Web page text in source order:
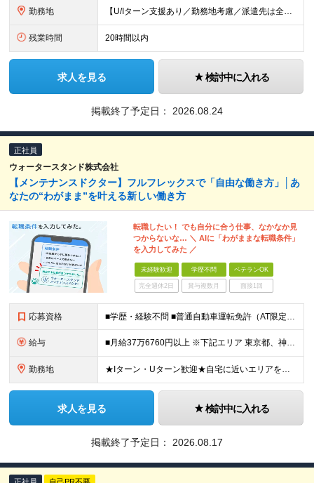
勤務地 【U/Iターン支援あり／勤務地考慮／派遣先は全国36都府県】 引越補助、社員寮、住宅手当制度あり。U/Iターンも歓迎です！ ■東北エリア／青森・岩手・宮城・秋田・山形・福島 ■関東エリア／東京・埼玉
残業時間 20時間以内
求人を見る 検討中に入れる
掲載終了予定日： 2026.08.24
正社員
ウォータースタンド株式会社
【メンテナンスドクター】フルフレックスで「自由な働き方」│あ
なたの“わがまま”を叶える新しい働き方
転職したい！ でも自分に合う仕事、なかなか見
つからないな… ＼ AIに「わがままな転職条件」
を入力してみた ／
未経験歓迎 学歴不問 ベテランOK
完全週休2日 賞与複数月 面接1回
応募資格 ■学歴・経験不問 ■普通自動車運転免許（AT限定可） ■未経験歓迎 ■ブランクOK ー－－－－－－－－－－－－－－－－－ 【私たちのミッション・ビジョンに共感していただける方】 ー－－－－－－－－
給与 ■月給37万6760円以上 ※下記エリア 東京都、神奈川県、愛知県（名古屋市）、大阪府、京都府、兵庫県、滋賀県、和歌山県 ■月給35万6760円以上 ※上記エリア以外 ※経験・能力を考慮して決定。
勤務地 ★Iターン・Uターン歓迎★自宅に近いエリアを選べます 神奈川/愛知/三重/岐阜/静岡/山梨/大阪/埼玉/千葉/京都/滋賀/島根/兵庫 ■関東 東京都/台東区、世田谷区 神奈川県/横浜市、川崎市、相模
求人を見る 検討中に入れる
掲載終了予定日： 2026.08.17